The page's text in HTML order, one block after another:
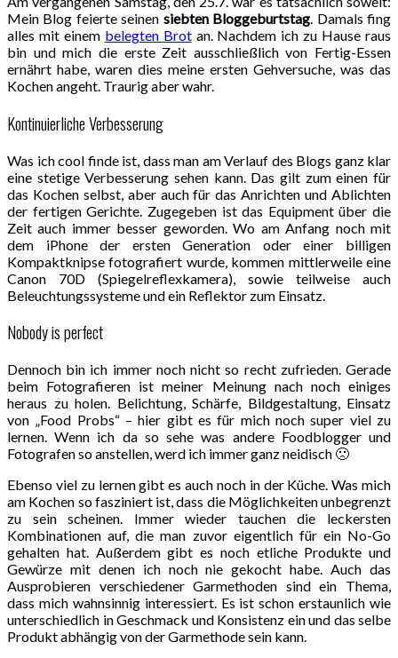
Mein Blog feierte seinen siebten Bloggeburtstag. Damals fing
alles mit einem belegten Brotan. Nachdem ich zu Hause raus
bin und mich die erste Zeit ausschließlich von Fertig-Essen
ernährt habe, waren dies meine ersten Gehversuche, was das
Kochen angeht. Traurig aber wahr.
Kontinuierliche Verbesserung
Was ich cool finde ist, dass man am Verlauf des Blogs ganz klar
eine stetige Verbesserung sehen kann. Das gilt zum einen für
das Kochen selbst, aber auch für das Anrichten und Ablichten
der fertigen Gerichte. Zugegeben ist das Equipment über die
Zeit auch immer besser geworden. Wo am Anfang noch mit
dem iPhone der ersten Generation oder einer billigen
Kompaktknipse fotografiert wurde, kommen mittlerweile eine
Canon 70D (Spiegelreflexkamera), sowie teilweise auch
Beleuchtungssysteme und ein Reflektor zum Einsatz.
Nobody is perfect
Dennoch bin ich immer noch nicht so recht zufrieden. Gerade
beim Fotografieren ist meiner Meinung nach noch einiges
heraus zu holen. Belichtung, Schärfe, Bildgestaltung, Einsatz
von „Food Probs“ – hier gibt es für mich noch super viel zu
lernen. Wenn ich da so sehe was andere Foodblogger und
Fotografen so anstellen, werd ich immer ganz neidisch 🙁
Ebenso viel zu lernen gibt es auch noch in der Küche. Was mich
am Kochen so fasziniert ist, dass die Möglichkeiten unbegrenzt
zu sein scheinen. Immer wieder tauchen die leckersten
Kombinationen auf, die man zuvor eigentlich für ein No-Go
gehalten hat. Außerdem gibt es noch etliche Produkte und
Gewürze mit denen ich noch nie gekocht habe. Auch das
Ausprobieren verschiedener Garmethoden sind ein Thema,
dass mich wahnsinnig interessiert. Es ist schon erstaunlich wie
unterschiedlich in Geschmack und Konsistenz ein und das selbe
Produkt abhängig von der Garmethode sein kann.